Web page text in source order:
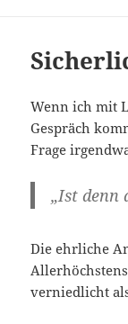
Wenn ich mit
Gespräch
Frage
„Ist denn
Die ehrliche
verniedlicht